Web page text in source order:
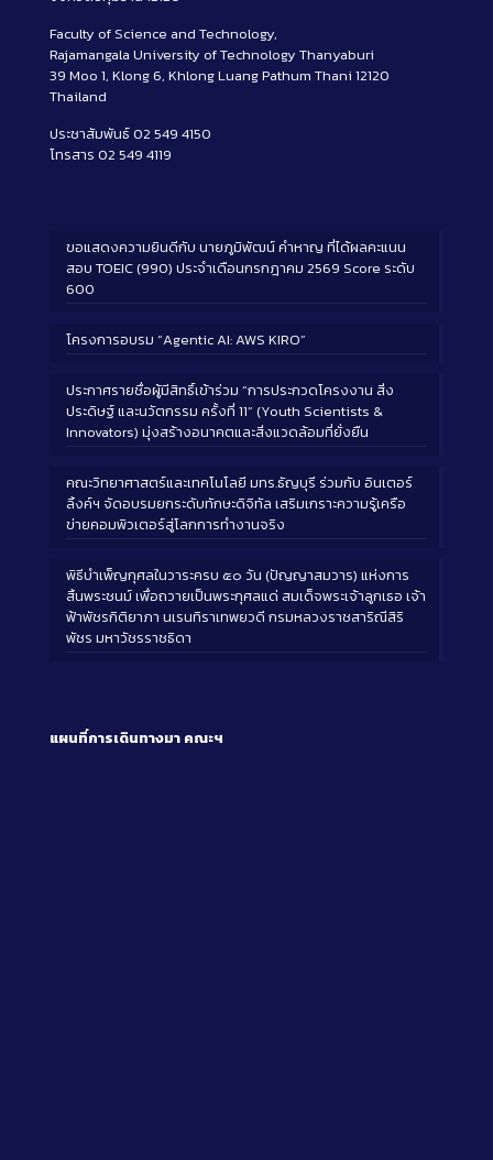
Faculty of Science and Technology,
Rajamangala University of Technology Thanyaburi
39 Moo 1, Klong 6, Khlong Luang Pathum Thani 12120
Thailand
ประชาสัมพันธ์ 02 549 4150
โทรสาร 02 549 4119
ขอแสดงความยินดีกับ นายภูมิพัฒน์ คำหาญ ที่ได้ผลคะแนน
สอบ TOEIC (990) ประจำเดือนกรกฎาคม 2569 Score ระดับ
600
โครงการอบรม “Agentic AI: AWS KIRO”
ประกาศรายชื่อผู้มีสิทธิ์เข้าร่วม “การประกวดโครงงาน สิ่ง
ประดิษฐ์ และนวัตกรรม ครั้งที่ 11” (Youth Scientists &
Innovators) มุ่งสร้างอนาคตและสิ่งแวดล้อมที่ยั่งยืน
คณะวิทยาศาสตร์และเทคโนโลยี มทร.ธัญบุรี ร่วมกับ อินเตอร์
ลิ้งค์ฯ จัดอบรมยกระดับทักษะดิจิทัล เสริมเกราะความรู้เครือ
ข่ายคอมพิวเตอร์สู่โลกการทำงานจริง
พิธีบำเพ็ญกุศลในวาระครบ ๕๐ วัน (ปัญญาสมวาร) แห่งการ
สิ้นพระชนม์ เพื่อถวายเป็นพระกุศลแด่ สมเด็จพระเจ้าลูกเธอ เจ้า
ฟ้าพัชรกิติยาภา นเรนทิราเทพยวดี กรมหลวงราชสาริณีสิริ
พัชร มหาวัชรราชธิดา
แผนที่การเดินทางมา คณะฯ